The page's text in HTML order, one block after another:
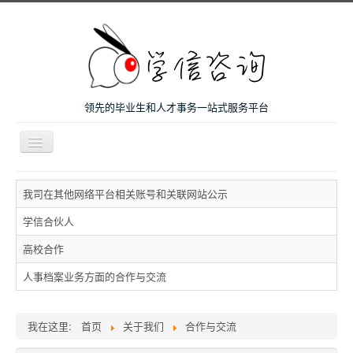
领先的毕业生和人才事务一站式服务平台
导
航
关
主页
微咨询
人才服务
留学和考研
案例
我司在其他网络平台相关账号和关联网站公示
学信合伙人
高校合作
人事档案业务方面的合作与交流
我在这里: 首页 关于我们 合作与交流